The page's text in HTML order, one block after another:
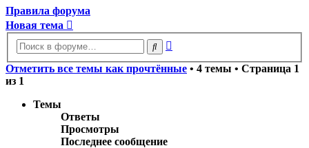
Правила форума
Новая тема
Поиск
Отметить все темы как прочтённые • 4 темы • Страница 1
из 1
Темы
Ответы
Просмотры
Последнее сообщение